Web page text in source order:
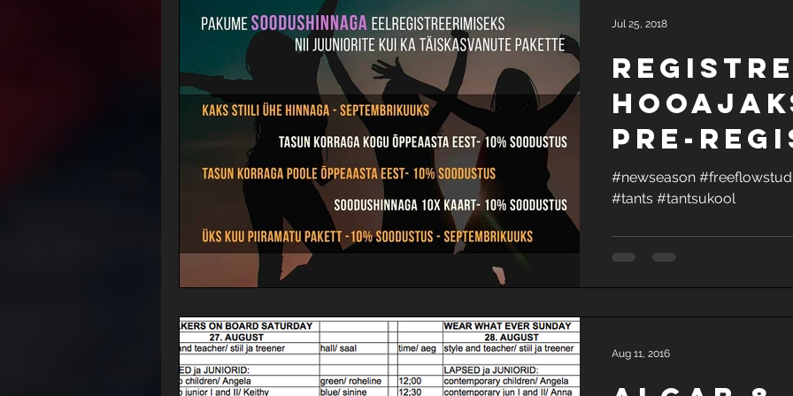
pre-
for the
season
#newseason
#tants #tantsukool
Jul 25, 2018
Aug 11, 2016